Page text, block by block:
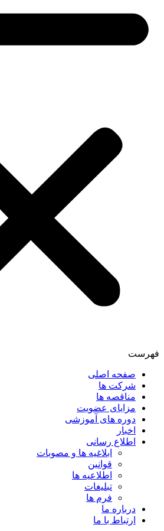
فهرست
صفحه اصلی
شرکت ها
مناقصه ها
مزایای عضویت
دوره های آموزشی
اخبار
اطلاع رسانی
ابلاغیه ها و مصوبات
قوانین
اطلاعیه ها
تبلیغات
فرم ها
درباره ما
ارتباط با ما